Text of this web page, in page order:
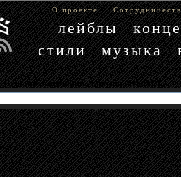
О проекте
лейблы
стили
музыка
дискография. Группа ЭЙДОЛ